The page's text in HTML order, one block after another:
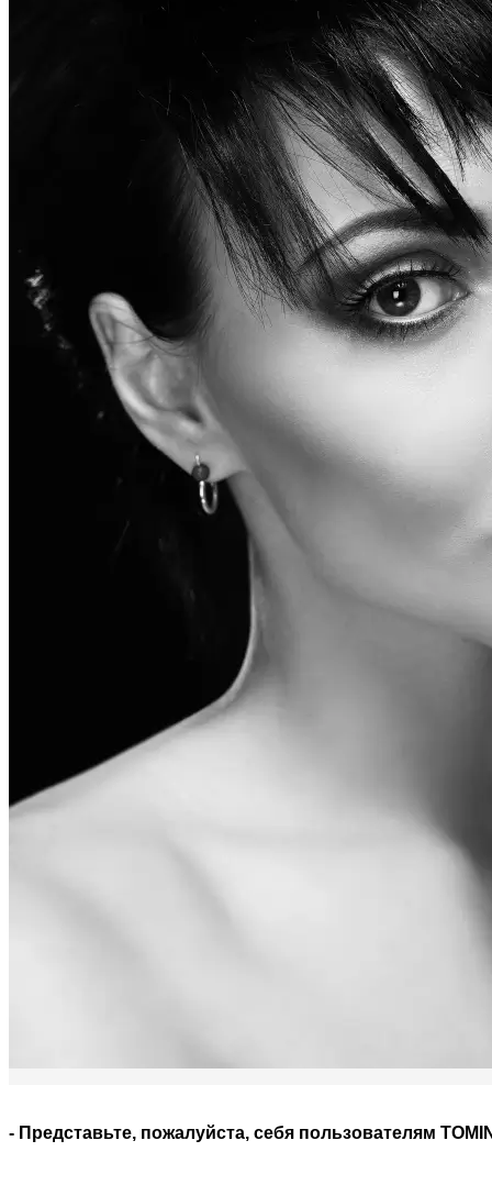
- Представьте, пожалуйста, себя пользователям